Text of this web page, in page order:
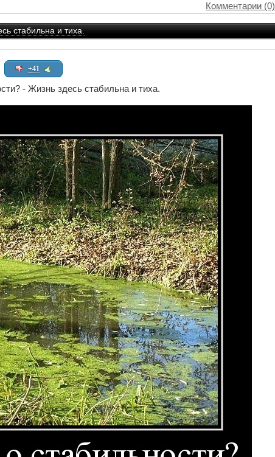
Комментарии (0)
стабильна и тиха.
+41
- Жизнь здесь стабильна и тиха.